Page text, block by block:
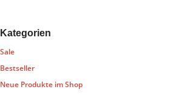
Kategorien
Sale
Bestseller
Neue Produkte im Shop